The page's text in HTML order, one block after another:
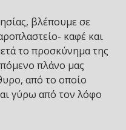
βλέπουμε σε
καφέ και
το προσκύνημα της
πλάνο μας
από το οποίο
γύρω από τον λόφο